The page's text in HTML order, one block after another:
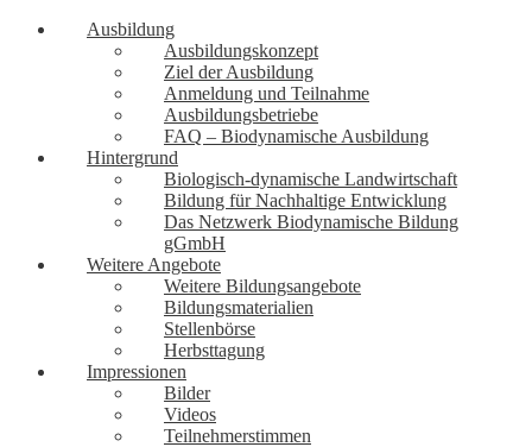
Ausbildung
Ausbildungskonzept
Ziel der Ausbildung
Anmeldung und Teilnahme
Ausbildungsbetriebe
FAQ – Biodynamische Ausbildung
Hintergrund
Biologisch-dynamische Landwirtschaft
Bildung für Nachhaltige Entwicklung
Das Netzwerk Biodynamische Bildung
gGmbH
Weitere Angebote
Weitere Bildungsangebote
Bildungsmaterialien
Stellenbörse
Herbsttagung
Impressionen
Bilder
Videos
Teilnehmerstimmen